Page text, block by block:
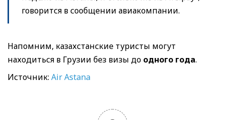
говорится в сообщении авиакомпании.
Напомним, казахстанские туристы могут
находиться в Грузии без визы до одного года.
Источник: Air Astana